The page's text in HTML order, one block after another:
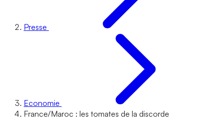
Presse
Economie
France/Maroc : les tomates de la discorde